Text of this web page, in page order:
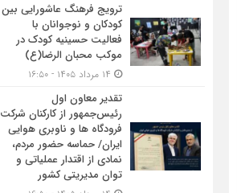
ترویج فرهنگ عاشورایی بین
کودکان و نوجوانان با
فعالیت حسینیه کودک در
موکب محبان الرضا(ع)
تقدیر معاون اول
رئیس‌جمهور از کارکنان شرکت
فرودگاه ها و ناوبری هوایی
ایران/ حماسه حضور مردم،
نمادی از اقتدار عملیاتی و
توان مدیریتی کشور